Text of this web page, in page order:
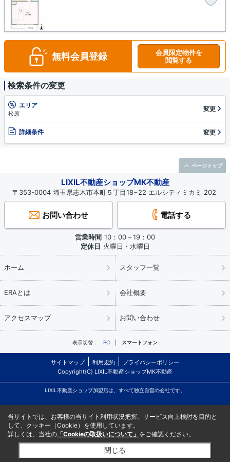
無料会員登録
会員限定物件を
閲覧する
検索条件の変更
エリア
松原
変更
詳細条件 変更
LIXIL不動産ショップMK不動産
〒353-0004 埼玉県志木市本町５丁目18−22 エルシティミカミ 202
お問い合わせ 電話する
営業時間 10：00～19：00
定休日 火曜日・水曜日
ホーム スタッフ一覧
ERAとは 会社概要
アクセスマップ お問い合わせ
表示切替： PC スマートフォン
サイトマップ 利用規約
プライバシーポリシー
Copyright(C) LIXIL不動産ショップMK不動産
LIXIL不動産ショップ加盟店は、すべて独立自営の会社です。
ページトップ
当サイトでは、お客様の当サイト利用状況把握、サービス向上検討を目的と
して、クッキー（Cookie）を使用しています。
詳しくは、当社の 「Cookieの取扱いについて」 をご確認ください。
閉じる